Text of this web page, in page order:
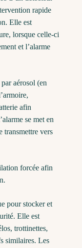
rapide
Elle est
lorsque celle-ci
et l’alarme
aérosol (en
afin
se met en
transmettre vers
forcée afin
pour stocker et
Elle est
trottinettes,
similaires. Les